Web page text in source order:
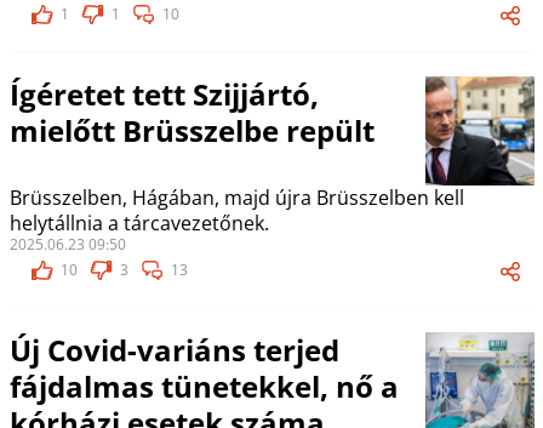
1
1 10
Ígéretet tett Szijjártó,
mielőtt Brüsszelbe repült
Brüsszelben, Hágában, majd újra Brüsszelben kell
helytállnia a tárcavezetőnek.
2025.06.23 09:50
10
3 13
Új Covid-variáns terjed
fájdalmas tünetekkel, nő a